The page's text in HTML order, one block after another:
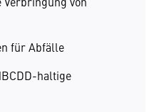
für Abfälle
haltige